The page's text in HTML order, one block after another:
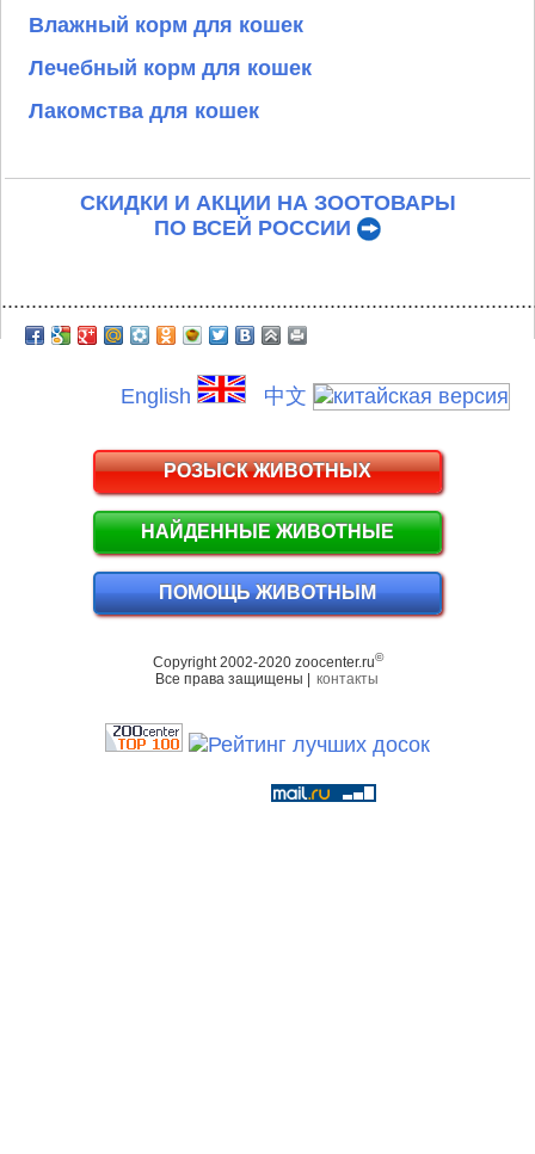
Влажный корм для кошек
Лечебный корм для кошек
Лакомства для кошек
СКИДКИ И АКЦИИ НА ЗООТОВАРЫ
ПО ВСЕЙ РОССИИ
English 中文
РОЗЫСК ЖИВОТНЫХ
НАЙДЕННЫЕ ЖИВОТНЫЕ
ПОМОЩЬ ЖИВОТНЫМ
Copyright 2002-2020 zoocenter.ru©
Все права защищены | контакты